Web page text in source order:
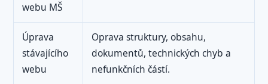
webu MŠ
Úprava
stávajícího
webu
Oprava struktury, obsahu,
dokumentů, technických chyb a
nefunkčních částí.